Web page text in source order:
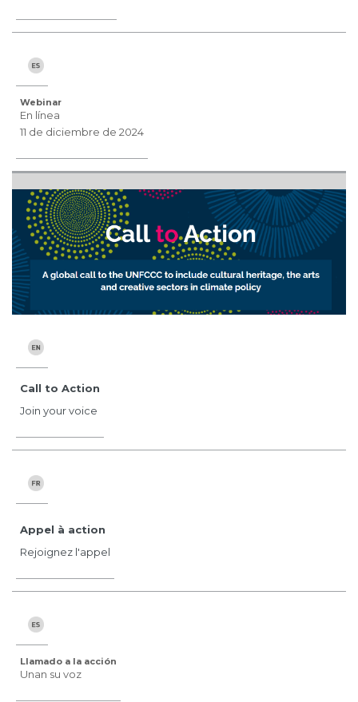
Webinar
En línea
11 de diciembre de 2024
Call to Action
Join your voice
Appel à action
Rejoignez l'appel
Llamado a la acción
Unan su voz